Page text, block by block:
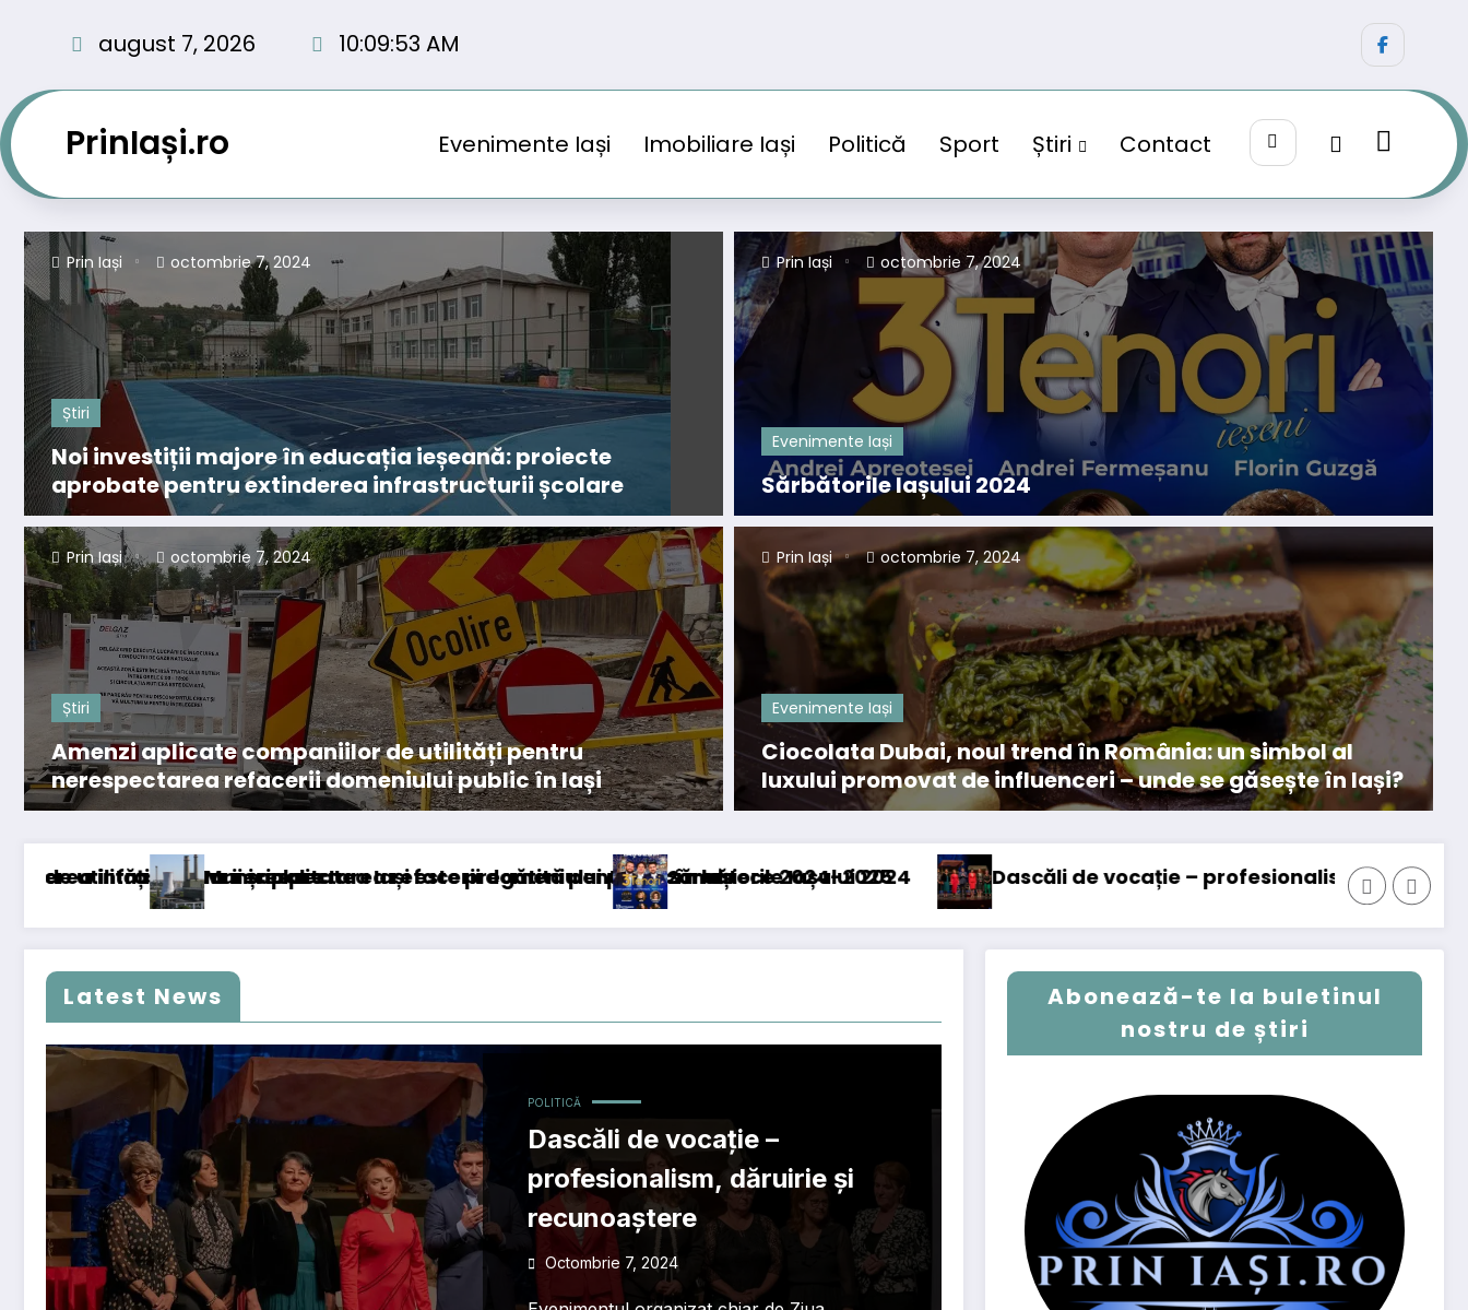
august 7, 2026 10:09:55 AM
PrinIași.ro Evenimente Iași Imobiliare Iași Politică Sport Știri Contact
Știri
Noi investiții majore în educația ieșeană: proiecte
aprobate pentru extinderea infrastructurii școlare
Prin Iași octombrie 7, 2024
Știri
Amenzi aplicate companiilor de utilități pentru
nerespectarea refacerii domeniului public în Iași
Prin Iași octombrie 7, 2024
Evenimente Iași
Sărbătorile Iașului 2024
Prin Iași octombrie 7, 2024
Evenimente Iași
Ciocolata Dubai, noul trend în România: un simbol al
luxului promovat de influenceri – unde se găsește în Iași?
Prin Iași octombrie 7, 2024
refacerii domeniului public în Iași
Iași este pregătită pentru sezonul rece 2024-2025
Sărbătorile Iașului 2024 Dascăli de vocație – profesionalism, dăruirie și recunoaștere
Noi investiții majore în
Latest News
POLITICĂ
Dascăli de vocație –
profesionalism, dăruirie și
recunoaștere
Octombrie 7, 2024
Abonează-te la buletinul
nostru de știri